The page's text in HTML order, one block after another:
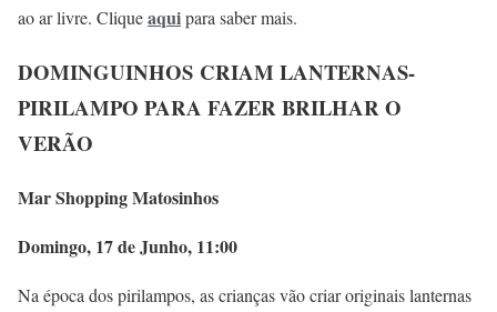
ao ar livre. Cliqueaquipara saber mais.
DOMINGUINHOS CRIAM LANTERNAS-
PIRILAMPO PARA FAZER BRILHAR O
VERÃO
Mar Shopping Matosinhos
Domingo, 17 de Junho, 11:00
Na época dos pirilampos, as crianças vão criar originais lanternas